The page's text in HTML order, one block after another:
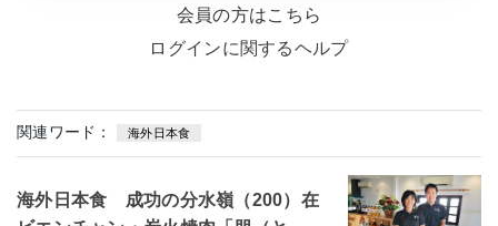
会員の方はこちら
ログインに関するヘルプ
関連ワード： 海外日本食
海外日本食 成功の分水嶺（200）在